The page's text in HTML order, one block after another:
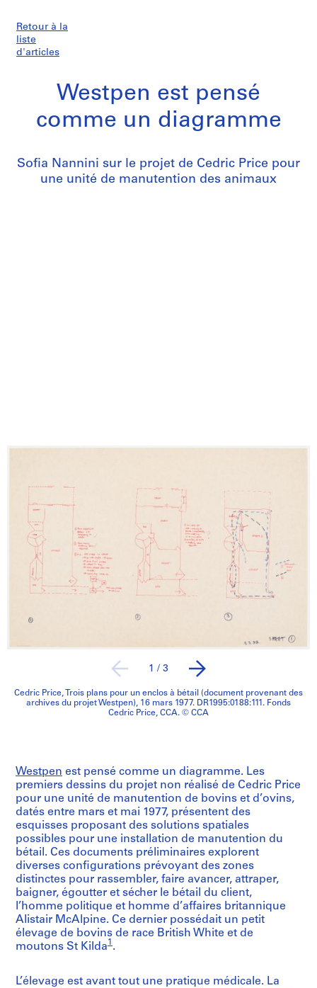
Retour à la
liste
d'articles
Westpen est pensé
comme un diagramme
Sofia Nannini sur le projet de Cedric Price pour
une unité de manutention des animaux
Cedric Price, Trois plans pour un enclos à bétail (document provenant des
archives du projet Westpen), 16 mars 1977. DR1995:0188:111. Fonds
Cedric Price, CCA. © CCA
1 / 3
Westpen est pensé comme un diagramme. Les
premiers dessins du projet non réalisé de Cedric Price
pour une unité de manutention de bovins et d’ovins,
datés entre mars et mai 1977, présentent des
esquisses proposant des solutions spatiales
possibles pour une installation de manutention du
bétail. Ces documents préliminaires explorent
diverses configurations prévoyant des zones
distinctes pour rassembler, faire avancer, attraper,
baigner, égoutter et sécher le bétail du client,
l’homme politique et homme d’affaires britannique
Alistair McAlpine. Ce dernier possédait un petit
élevage de bovins de race British White et de
moutons St Kilda1 .
L’élevage est avant tout une pratique médicale. La